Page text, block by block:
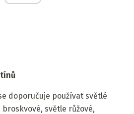
doporučuje používat světlé
světle růžové,